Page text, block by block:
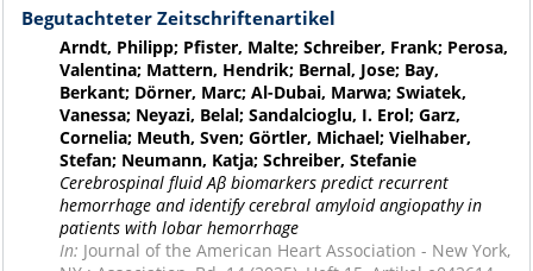
Begutachteter Zeitschriftenartikel
Arndt, Philipp; Pfister, Malte; Schreiber, Frank; Perosa,
Valentina; Mattern, Hendrik; Bernal, Jose; Bay,
Berkant; Dörner, Marc; Al-Dubai, Marwa; Swiatek,
Vanessa; Neyazi, Belal; Sandalcioglu, I. Erol; Garz,
Cornelia; Meuth, Sven; Görtler, Michael; Vielhaber,
Stefan; Neumann, Katja; Schreiber, Stefanie
Cerebrospinal fluid Aβ biomarkers predict recurrent
hemorrhage and identify cerebral amyloid angiopathy in
patients with lobar hemorrhage
In: Journal of the American Heart Association - New York,